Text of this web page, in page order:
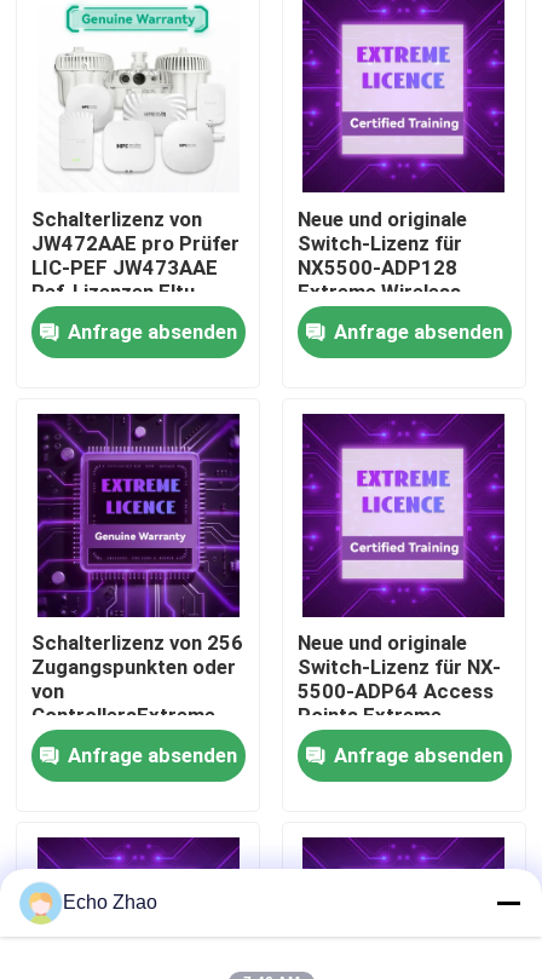
Zu Hause
Produkte
Videos
Über uns
Werksbesichtigung
Qualitätskontrolle
Kontakt
Fälle
Schalterlizenz von
JW472AAE pro Prüfer
LIC-PEF JW473AAE
Pef-Lizenzen Eltu
Aruba AP
Anfrage absenden
Neue und originale
Switch-Lizenz für
NX5500-ADP128
Extreme Wireless
Access Points
Lizenzsoftware
Anfrage absenden
Schalterlizenz von 256
Zugangspunkten oder
von
ControllersExtreme-
Netzen, die
Management-Mitte
NX-7500-ADP-256
Anfrage absenden
Neue und originale
Switch-Lizenz für NX-
5500-ADP64 Access
Points Extreme
Networks
Lizenzsoftware
Anfrage absenden
Echo Zhao